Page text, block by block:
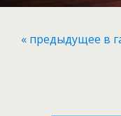
« предыдущее в